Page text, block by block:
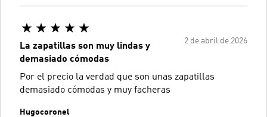
2 de abril de 2026
La zapatillas son muy lindas y
demasiado cómodas
Por el precio la verdad que son unas zapatillas
demasiado cómodas y muy facheras
Hugocoronel